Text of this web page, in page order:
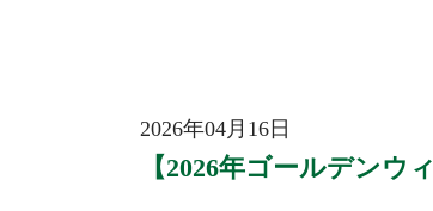
2026年04月16日
【2026年ゴールデンウ